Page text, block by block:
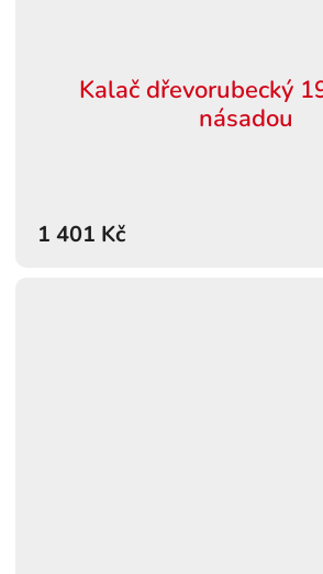
Kalač dřevorubecký
násadou
1 401 Kč